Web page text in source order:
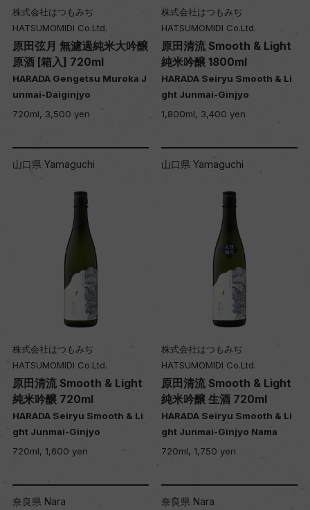
株式会社はつもみぢ
HATSUMOMIDI Co.Ltd.
原田弦月 無濾過純米大吟醸
原酒 [箱入] 720ml
HARADA Gengetsu Muroka J
unmai-Daiginjyo
720ml, 3,500 yen
株式会社はつもみぢ
HATSUMOMIDI Co.Ltd.
原田清流 Smooth & Light
純米吟醸 1800ml
HARADA Seiryu Smooth & Li
ght Junmai-Ginjyo
1,800ml, 3,400 yen
山口県 Yamaguchi
株式会社はつもみぢ
HATSUMOMIDI Co.Ltd.
原田清流 Smooth & Light
純米吟醸 720ml
HARADA Seiryu Smooth & Li
ght Junmai-Ginjyo
720ml, 1,600 yen
山口県 Yamaguchi
株式会社はつもみぢ
HATSUMOMIDI Co.Ltd.
原田清流 Smooth & Light
純米吟醸 生酒 720ml
HARADA Seiryu Smooth & Li
ght Junmai-Ginjyo Nama
720ml, 1,750 yen
奈良県 Nara 奈良県 Nara